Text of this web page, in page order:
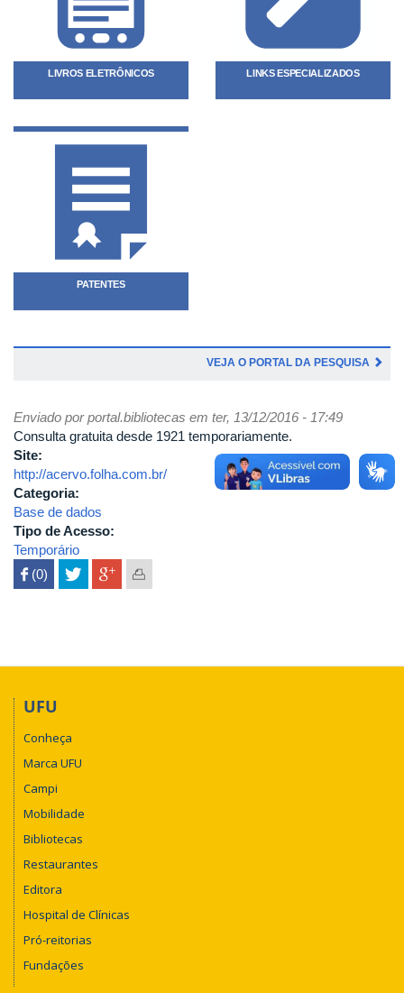
LIVROS ELETRÔNICOS LINKS ESPECIALIZADOS
PATENTES
VEJA O PORTAL DA PESQUISA
Enviado porportal.bibliotecas em ter, 13/12/2016 - 17:49
Consulta gratuita desde 1921 temporariamente.
Site:
http://acervo.folha.com.br/
Categoria:
Base de dados
Tipo de Acesso:
Temporário
 (0)
UFU
Conheça
Marca UFU
Campi
Mobilidade
Bibliotecas
Restaurantes
Editora
Hospital de Clínicas
Pró-reitorias
Fundações